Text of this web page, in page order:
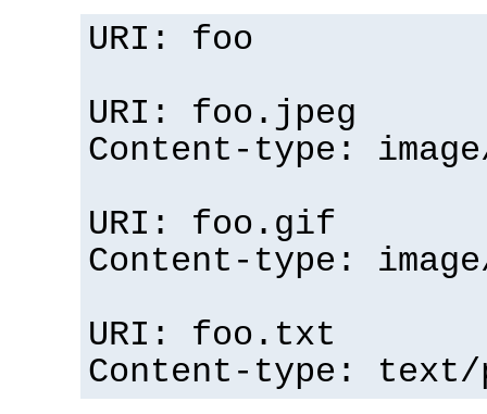
URI: foo
URI: foo.jpeg
Content-type:
URI: foo.gif
Content-type:
URI: foo.txt
Content-type: